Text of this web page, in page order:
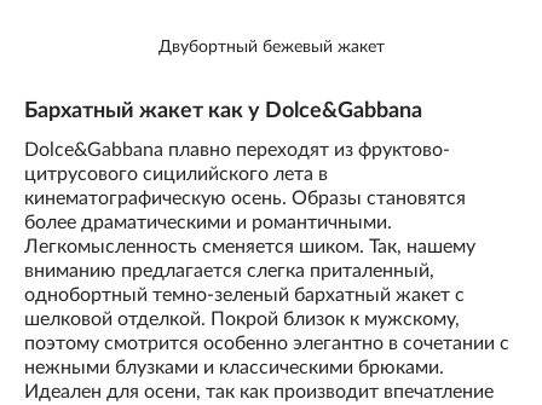
Двубортный бежевый жакет
Бархатный жакет как у Dolce&Gabbana
Dolce&Gabbana плавно переходят из фруктово-
цитрусового сицилийского лета в
кинематографическую осень. Образы становятся
более драматическими и романтичными.
Легкомысленность сменяется шиком. Так, нашему
вниманию предлагается слегка приталенный,
однобортный темно-зеленый бархатный жакет с
шелковой отделкой. Покрой близок к мужскому,
поэтому смотрится особенно элегантно в сочетании с
нежными блузками и классическими брюками.
Идеален для осени, так как производит впечатление